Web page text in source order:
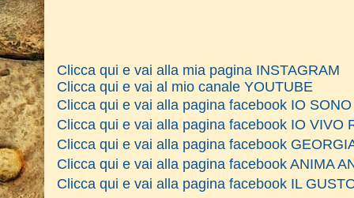
Clicca qui e vai alla mia pagina INSTAGRAM
Clicca qui e vai al mio canale YOUTUBE
Clicca qui e vai alla pagina facebook IO
Clicca qui e vai alla pagina facebook IO VIVO
Clicca qui e vai alla pagina facebook
Clicca qui e vai alla pagina facebook ANIMA
Clicca qui e vai alla pagina facebook IL